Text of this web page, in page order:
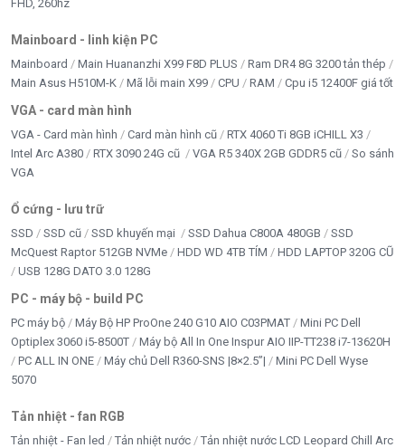
FHD, 260hz
Mainboard - linh kiện PC
Mainboard Main Huananzhi X99 F8D PLUS
Ram DR4 8G 3200 tản thép
Main Asus H510M-K
Mã lỗi main X99 CPU RAM Cpu i5 12400F giá tốt
VGA - card màn hình
VGA - Card màn hình Card màn hình cũ
RTX 4060 Ti 8GB iCHILL X3
Intel Arc A380
RTX 3090 24G cũ VGA R5 340X 2GB GDDR5 cũ
So sánh
VGA
Ổ cứng - lưu trữ
SSD SSD cũ SSD khuyến mại SSD Dahua C800A 480GB
SSD
McQuest Raptor 512GB NVMe
HDD WD 4TB TÍM
HDD LAPTOP 320G CŨ
USB 128G DATO 3.0 128G
PC - máy bộ - build PC
PC máy bộ Máy Bộ HP ProOne 240 G10 AIO C03PMAT
Mini PC Dell
Optiplex 3060 i5-8500T
Máy bộ All In One Inspur AIO IIP-TT238 i7-13620H
PC ALL IN ONE
Máy chủ Dell R360-SNS |8×2.5”|
Mini PC Dell Wyse
5070
Tản nhiệt - fan RGB
Tản nhiệt - Fan led Tản nhiệt nước
Tản nhiệt nước LCD Leopard Chill Arc